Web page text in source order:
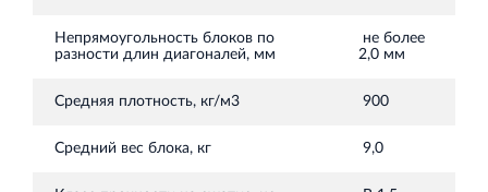
Непрямоугольность блоков по
разности длин диагоналей, мм
не более
2,0 мм
Средняя плотность, кг/м3 900
Средний вес блока, кг 9,0